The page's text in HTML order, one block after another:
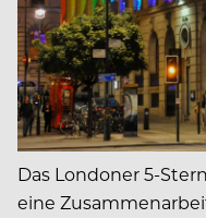
Das Londoner 5-
eine